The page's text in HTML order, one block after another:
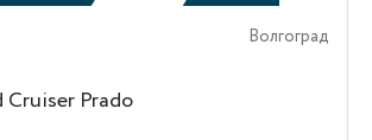
Волгоград
Prado